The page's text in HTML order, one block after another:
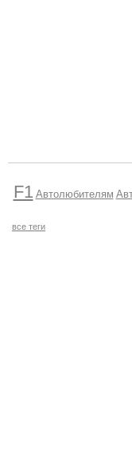
F1 Автолюбителям
все теги